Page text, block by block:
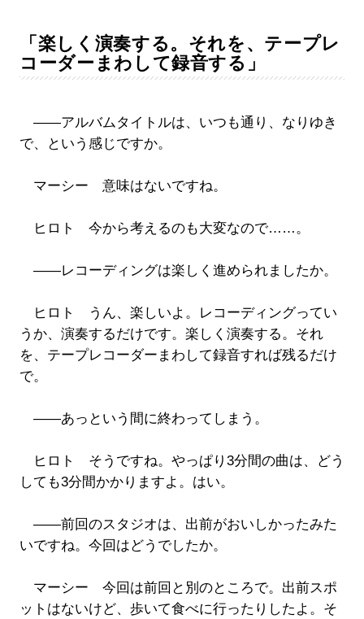
「楽しく演奏する。それを、テープレ
コーダーまわして録音する」
――アルバムタイトルは、いつも通り、なりゆき
で、という感じですか。
マーシー 意味はないですね。
ヒロト 今から考えるのも大変なので……。
――レコーディングは楽しく進められましたか。
ヒロト うん、楽しいよ。レコーディングってい
うか、演奏するだけです。楽しく演奏する。それ
を、テープレコーダーまわして録音すれば残るだけ
で。
――あっという間に終わってしまう。
ヒロト そうですね。やっぱり3分間の曲は、どう
しても3分間かかりますよ。はい。
――前回のスタジオは、出前がおいしかったみた
いですね。今回はどうでしたか。
マーシー 今回は前回と別のところで。出前スポ
ットはないけど、歩いて食べに行ったりしたよ。そ